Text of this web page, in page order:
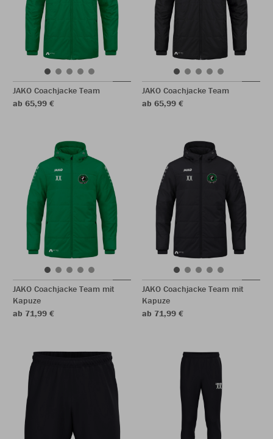
JAKO Coachjacke Team
ab 65,99 €
JAKO Coachjacke Team
ab 65,99 €
JAKO Coachjacke Team mit
Kapuze
ab 71,99 €
JAKO Coachjacke Team mit
Kapuze
ab 71,99 €